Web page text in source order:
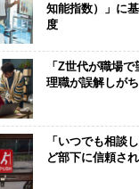
知能指数）」に
度
「Z世代が職場
理職が誤解しが
「いつでも相談
ど部下に信頼さ